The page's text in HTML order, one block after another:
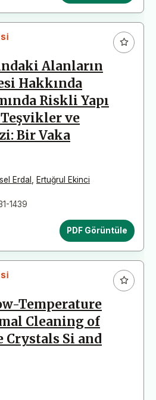
Alanların
Hakkında
Riskli Yapı
ve
Bir Vaka
Erdal Ertuğrul Ekinci
1439
PDF Görüntüle
Temperature
Cleaning of
Crystals Si and